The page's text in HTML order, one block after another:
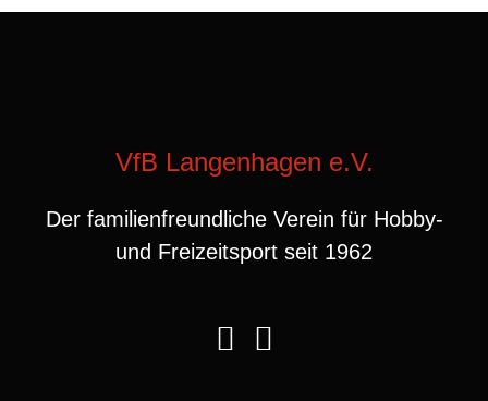
VfB Langenhagen e.V.
Der familienfreundliche Verein für Hobby-
und Freizeitsport seit 1962